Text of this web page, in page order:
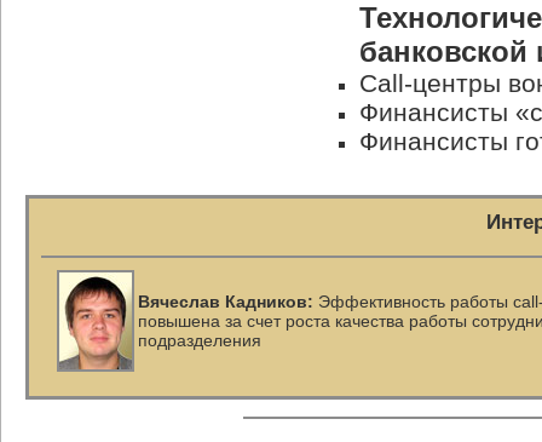
Call-центры
Финансисты
Финансисты
Вячеслав Кадников: Эффективность работы
повышена за счет роста качества работы
подразделения